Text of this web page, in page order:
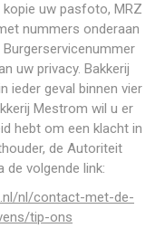
uw pasfoto, MRZ
nummers onderaan
uw privacy. Bakkerij
ieder geval binnen vier
Mestrom wil u er
hebt om een klacht in
de Autoriteit
de volgende link:
nl/contact-met-de-
tip-ons